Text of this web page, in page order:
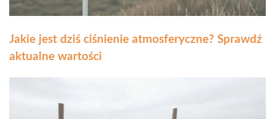
Jakie jest dziś ciśnienie atmosferyczne? Sprawdź
aktualne wartości